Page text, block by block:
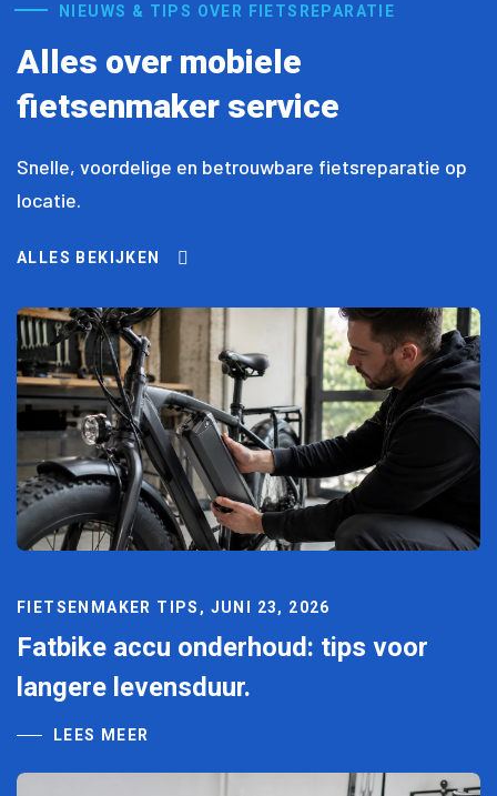
NIEUWS & TIPS OVER FIETSREPARATIE
Alles over mobiele
fietsenmaker service
Snelle, voordelige en betrouwbare fietsreparatie op
locatie.
ALLES BEKIJKEN
FIETSENMAKER TIPS, JUNI 23, 2026
Fatbike accu onderhoud: tips voor
langere levensduur.
LEES MEER